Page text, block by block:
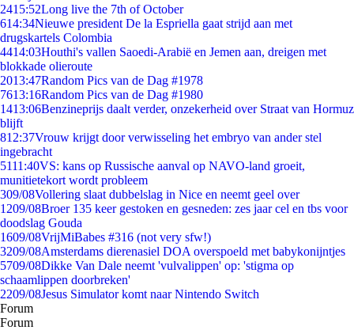
2415:52Long live the 7th of October
614:34Nieuwe president De la Espriella gaat strijd aan met
drugskartels Colombia
4414:03Houthi's vallen Saoedi-Arabië en Jemen aan, dreigen met
blokkade olieroute
2013:47Random Pics van de Dag #1978
7613:16Random Pics van de Dag #1980
1413:06Benzineprijs daalt verder, onzekerheid over Straat van Hormuz
blijft
812:37Vrouw krijgt door verwisseling het embryo van ander stel
ingebracht
5111:40VS: kans op Russische aanval op NAVO-land groeit,
munitietekort wordt probleem
309/08Vollering slaat dubbelslag in Nice en neemt geel over
1209/08Broer 135 keer gestoken en gesneden: zes jaar cel en tbs voor
doodslag Gouda
1609/08VrijMiBabes #316 (not very sfw!)
3209/08Amsterdams dierenasiel DOA overspoeld met babykonijntjes
5709/08Dikke Van Dale neemt 'vulvalippen' op: 'stigma op
schaamlippen doorbreken'
2209/08Jesus Simulator komt naar Nintendo Switch
Forum
Forum